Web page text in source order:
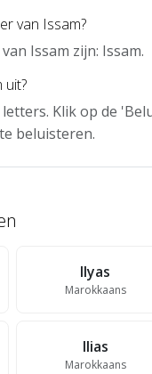
van Issam?
Issam zijn: Issam.
uit?
Klik op de
beluisteren.
Ilyas
Marokkaans
Ilias
Marokkaans